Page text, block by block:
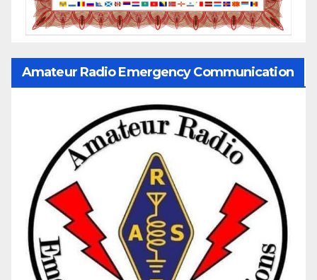
Amateur Radio Emergency Communication